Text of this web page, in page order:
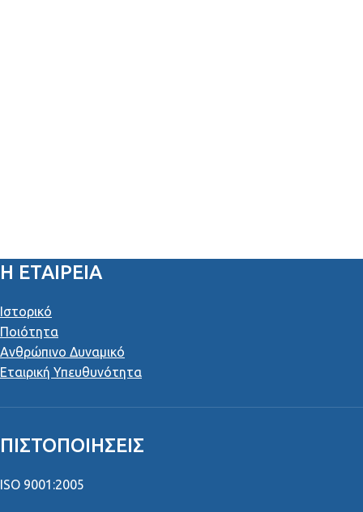
Η ΕΤΑΙΡΕΙΑ
Ιστορικό
Ποιότητα
Ανθρώπινο Δυναμικό
Εταιρική Υπευθυνότητα
ΠΙΣΤΟΠΟΙΉΣΕΙΣ
ISO 9001:2005